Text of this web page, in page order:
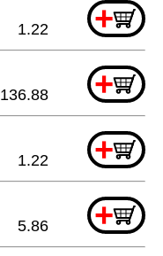
+
1.22
+
136.88
+
1.22
+
5.86